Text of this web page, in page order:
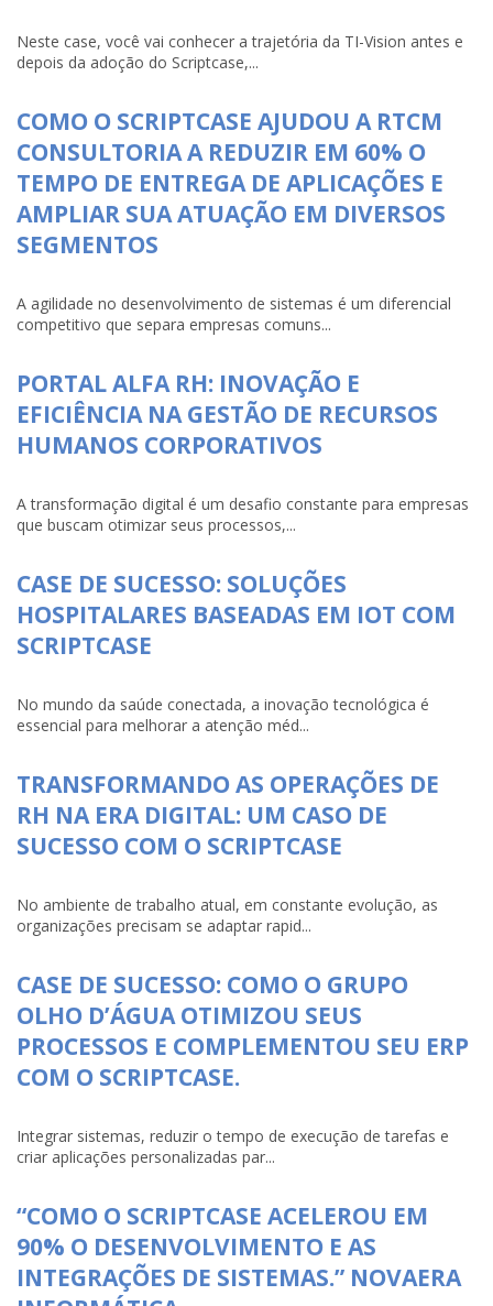
Neste case, você vai conhecer a trajetória da TI-Vision antes e
depois da adoção do Scriptcase,...
COMO O SCRIPTCASE AJUDOU A RTCM
CONSULTORIA A REDUZIR EM 60% O
TEMPO DE ENTREGA DE APLICAÇÕES E
AMPLIAR SUA ATUAÇÃO EM DIVERSOS
SEGMENTOS
A agilidade no desenvolvimento de sistemas é um diferencial
competitivo que separa empresas comuns...
PORTAL ALFA RH: INOVAÇÃO E
EFICIÊNCIA NA GESTÃO DE RECURSOS
HUMANOS CORPORATIVOS
A transformação digital é um desafio constante para empresas
que buscam otimizar seus processos,...
CASE DE SUCESSO: SOLUÇÕES
HOSPITALARES BASEADAS EM IOT COM
SCRIPTCASE
No mundo da saúde conectada, a inovação tecnológica é
essencial para melhorar a atenção méd...
TRANSFORMANDO AS OPERAÇÕES DE
RH NA ERA DIGITAL: UM CASO DE
SUCESSO COM O SCRIPTCASE
No ambiente de trabalho atual, em constante evolução, as
organizações precisam se adaptar rapid...
CASE DE SUCESSO: COMO O GRUPO
OLHO D’ÁGUA OTIMIZOU SEUS
PROCESSOS E COMPLEMENTOU SEU ERP
COM O SCRIPTCASE.
Integrar sistemas, reduzir o tempo de execução de tarefas e
criar aplicações personalizadas par...
“COMO O SCRIPTCASE ACELEROU EM
90% O DESENVOLVIMENTO E AS
INTEGRAÇÕES DE SISTEMAS.” NOVAERA